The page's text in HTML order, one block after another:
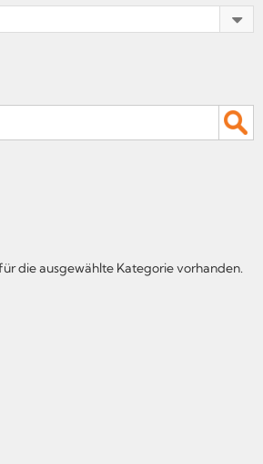
die ausgewählte Kategorie vorhanden.